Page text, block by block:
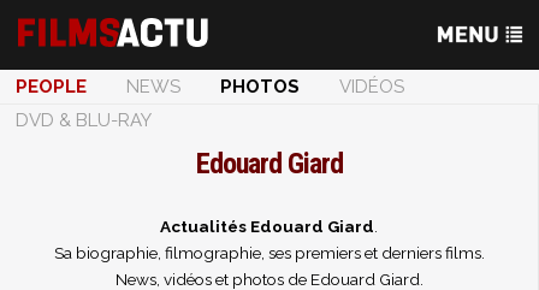
PEOPLE NEWS PHOTOS
VIDÉOS
DVD & BLU-RAY
Edouard Giard
Actualités Edouard Giard
Sa biographie, filmographie, ses premiers et derniers films.
News, vidéos et photos de Edouard Giard.